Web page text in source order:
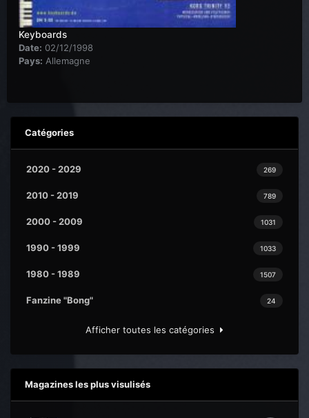
Keyboards
Date: 02/12/1998
Pays: Allemagne
Catégories
269
2020 - 2029
789
2010 - 2019
1031
2000 - 2009
1033
1990 - 1999
1507
1980 - 1989
24
Fanzine "Bong"
Afficher toutes les catégories
Magazines les plus visulisés